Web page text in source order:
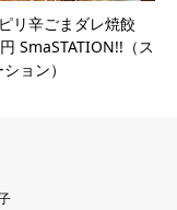
リ辛ごまダレ焼餃
SmaSTATION!!（ス
ョン）